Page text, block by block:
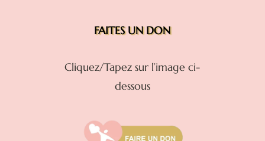
FAITES UN DON
Cliquez/Tapez sur l’image ci-
dessous